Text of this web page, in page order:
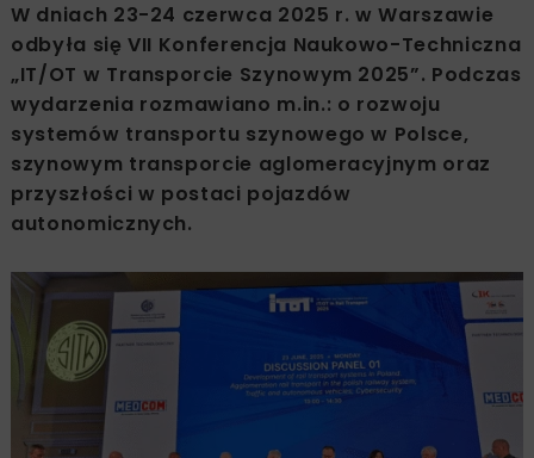
W dniach 23-24 czerwca 2025 r. w Warszawie
odbyła się VII Konferencja Naukowo-Techniczna
„IT/OT w Transporcie Szynowym 2025”. Podczas
wydarzenia rozmawiano m.in.: o rozwoju
systemów transportu szynowego w Polsce,
szynowym transporcie aglomeracyjnym oraz
przyszłości w postaci pojazdów
autonomicznych.